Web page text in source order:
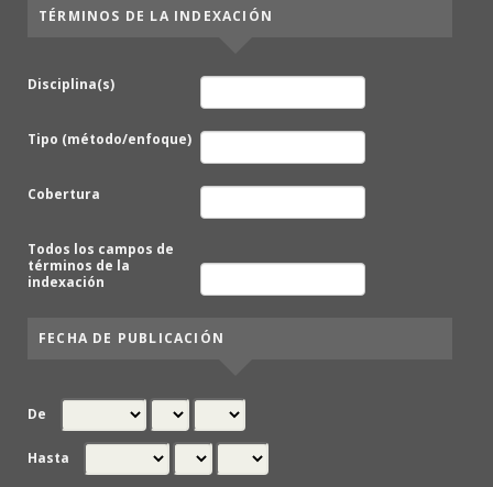
TÉRMINOS DE LA INDEXACIÓN
Disciplina(s)
Tipo (método/enfoque)
Cobertura
Todos los campos de
términos de la
indexación
FECHA DE PUBLICACIÓN
De
Hasta